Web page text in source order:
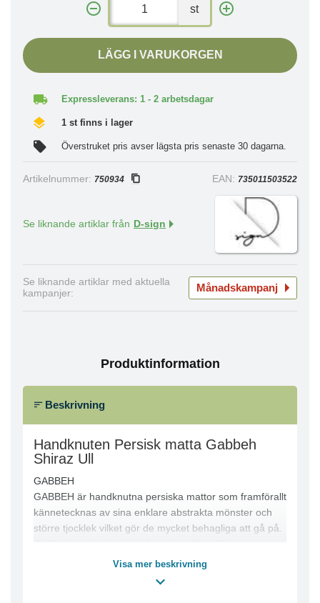
st
LÄGG I VARUKORGEN
Expressleverans: 1 - 2 arbetsdagar
1 st finns i lager
Överstruket pris avser lägsta pris senaste 30 dagarna.
Artikelnummer: 750934 EAN: 735011503522
Se liknande artiklar från D-sign
Se liknande artiklar med aktuella
kampanjer:
Månadskampanj
Produktinformation
Beskrivning
Handknuten Persisk matta Gabbeh
Shiraz Ull
GABBEH
GABBEH är handknutna persiska mattor som framförallt
kännetecknas av sina enklare abstrakta mönster och
större tjocklek vilket gör de mycket behagliga att gå på.
knuttäthet, lång lugg och en mycket mjuk yta. Ibland
Visa mer beskrivning